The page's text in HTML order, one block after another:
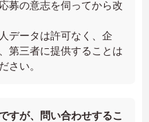
募の意志を伺ってから改
データは許可なく、企
第三者に提供することは
さい。
すが、問い合わせするこ